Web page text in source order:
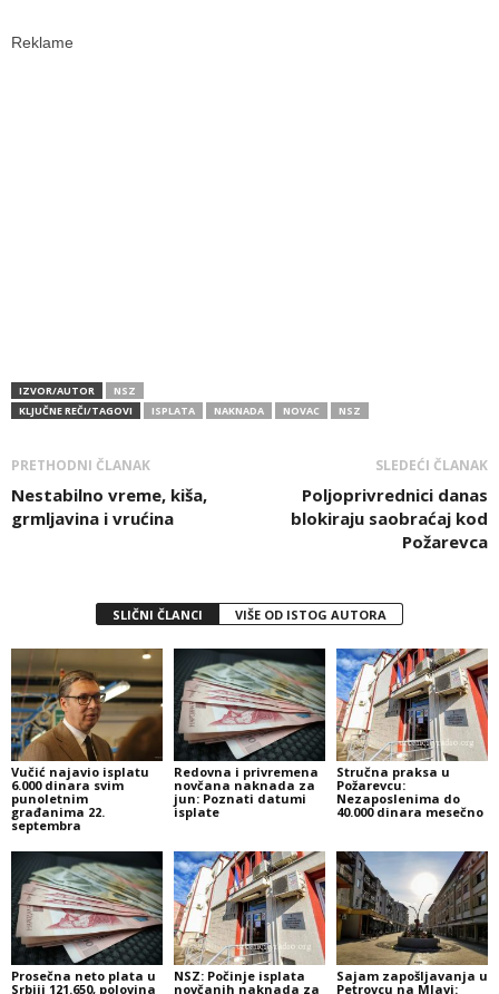
Reklame
IZVOR/AUTOR
NSZ
KLJUČNE REČI/TAGOVI
ISPLATA NAKNADA NOVAC NSZ
PRETHODNI ČLANAK
Nestabilno vreme, kiša,
grmljavina i vrućina
SLEDEĆI ČLANAK
Poljoprivrednici danas
blokiraju saobraćaj kod
Požarevca
SLIČNI ČLANCI VIŠE OD ISTOG AUTORA
Vučić najavio isplatu
6.000 dinara svim
punoletnim
građanima 22.
septembra
Redovna i privremena
novčana naknada za
jun: Poznati datumi
isplate
Stručna praksa u
Požarevcu:
Nezaposlenima do
40.000 dinara mesečno
Prosečna neto plata u
Srbiji 121.650, polovina
NSZ: Počinje isplata
novčanih naknada za
Sajam zapošljavanja u
Petrovcu na Mlavi: